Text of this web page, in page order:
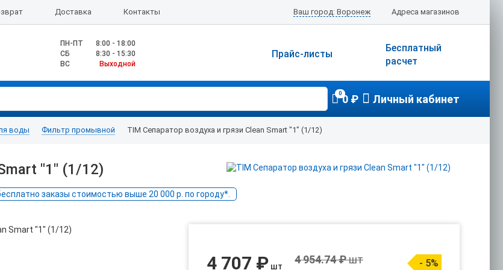
Доставка Контакты Адреса магазинов
Ваш город: Воронеж
ПН-ПТ
8:00 - 18:00
CБ
8:30 - 15:30
ВС
Выходной
Бесплатный
расчет
Прайс-листы
00 ₽ Личный кабинет
воды Фильтр промывной TIM Сепаратор воздуха и грязи Clean Smart "1" (1/12)
"1" (1/12)
заказы стоимостью выше 20 000 р. по городу*.
4 707 ₽ шт
4 954.74 ₽шт - 5%